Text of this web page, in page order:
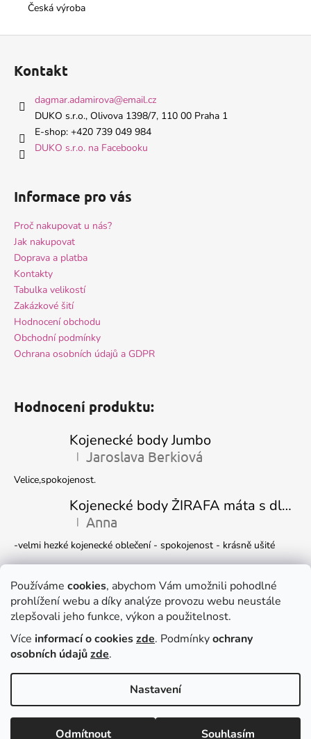
Používáme cookies, abychom Vám umožnili pohodlné
prohlížení webu a díky analýze provozu webu neustále
zlepšovali jeho funkce, výkon a použitelnost.
Více informací o cookieszde. Podmínkyochrany
osobních údajůzde.
Nastavení
Odmítnout Souhlasím
Dočasně můžete v e-shopu nakupovat
zboží pouzeNA DOTAZ, e-mail
Česká výroba
Kontakt
dagmar.adamirova@email.cz
DUKO s.r.o., Olivova 1398/7, 110 00 Praha 1
E-shop: +420 739 049 984
DUKO s.r.o. na Facebooku
Informace pro vás
Proč nakupovat u nás?
Jak nakupovat
Doprava a platba
Kontakty
Tabulka velikostí
Zakázkové šití
Hodnocení obchodu
Obchodní podmínky
Ochrana osobních údajů a GDPR
Hodnocení produktu:
Kojenecké body Jumbo
Hodnocení produktu je 5 z 5 hvězdiček.
| Jaroslava Berkiová
Velice,spokojenost.
Kojenecké body ŽIRAFA máta s dlouhým rukávem
Hodnocení produktu je 5 z 5 hvězdiček.
| Anna
-velmi hezké kojenecké oblečení - spokojenost - krásně ušité
Kojenecká čepička DINO
Hodnocení produktu je 5 z 5 hvězdiček.
| Ivana Marková
Krásné
Facebook
Copyright 2026DUKO s.r.o.. Všechna práva vyhrazena.Upravit